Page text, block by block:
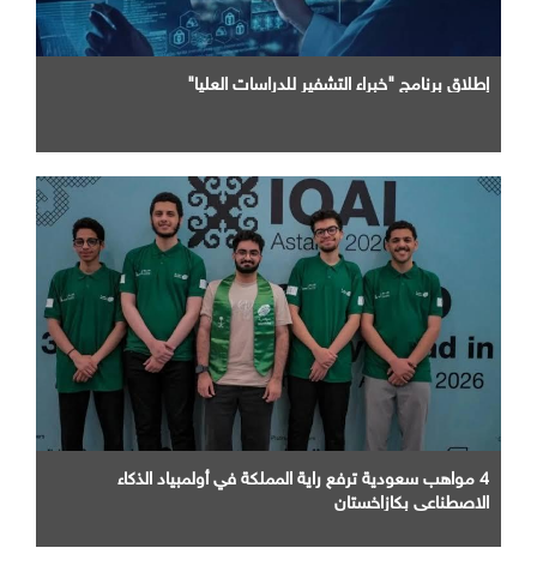
إطلاق برنامج "خبراء التشفير للدراسات العليا"
4 مواهب سعودية ترفع راية المملكة في أولمبياد الذكاء
الاصطناعي بكازاخستان